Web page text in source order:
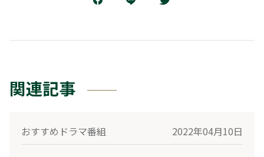
関連記事
おすすめドラマ番組 2022年04月10日